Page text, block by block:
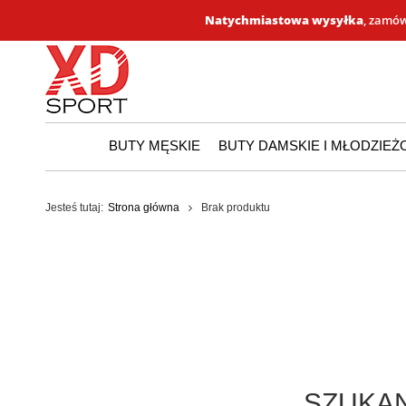
Natychmiastowa wysyłka,
BUTY MĘSKIE BUTY DAMSKIE I
Jesteś tutaj: Strona główna Brak produktu